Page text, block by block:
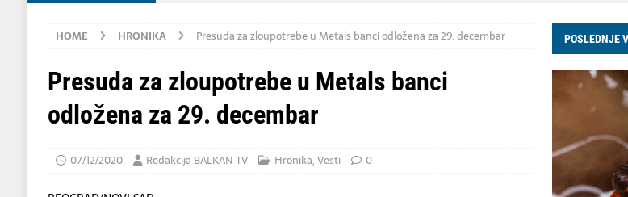
[ 05/08/2026 ] Ukratko: Šta se zna o najnovijoj reorganizaciji ruskog vojnog vrha
POLITIKA
[ 05/08/2026 ]
Blokada luka ugrožava polovinu ukrajinskog izvoza gvozdene rude, navodi se u izveštaju.
EKONOMIJA
[ 06/08/2026 ] Dino Merlin oduševio region – tri spektakularne večeri na Koševu za pamćenje
HOME HRONIKA Presuda za zloupotrebe u Metals banci odložena za 29. decembar
Presuda za zloupotrebe u Metals banci
odložena za 29. decembar
07/12/2020 Redakcija BALKAN TV Hronika,Vesti 0
POSLEDNJE